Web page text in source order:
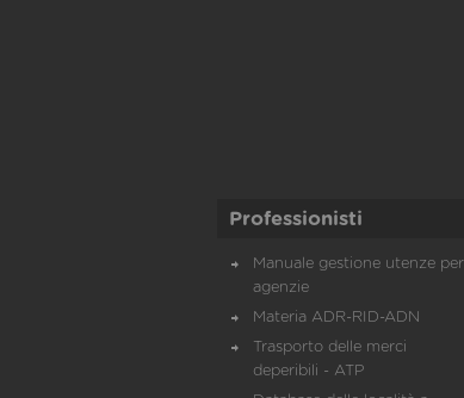
Professionisti
Manuale gestione utenze per
agenzie
Materia ADR-RID-ADN
Trasporto delle merci
deperibili - ATP